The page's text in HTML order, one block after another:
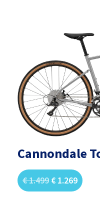
Cannondale
€1.499 € 1.269